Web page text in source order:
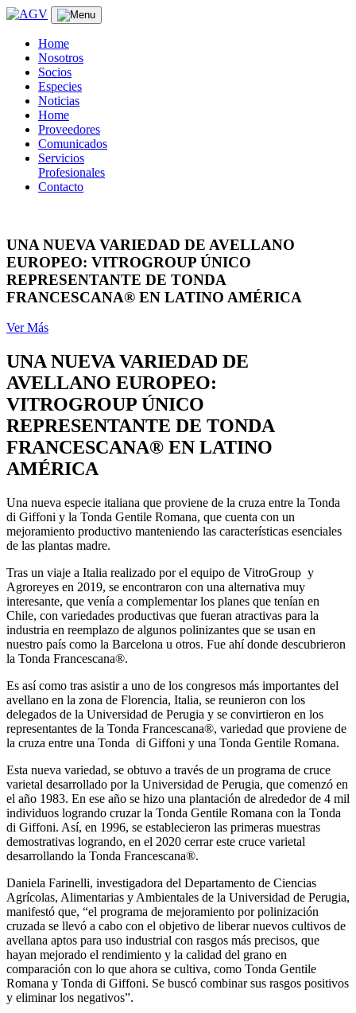
Skip
contentHome
Nosotros
Socios
Especies
Noticias
Home
Proveedores
Comunicados
Servicios
Profesionales
Contacto
UNA NUEVA VARIEDAD DE AVELLANO
EUROPEO: VITROGROUP ÚNICO
REPRESENTANTE DE TONDA
FRANCESCANA® EN LATINO AMÉRICA
Ver Más
UNA NUEVA VARIEDAD DE
AVELLANO EUROPEO:
VITROGROUP ÚNICO
REPRESENTANTE DE TONDA
FRANCESCANA® EN LATINO
AMÉRICA
Una nueva especie italiana que proviene de la cruza entre la Tonda
di Giffoni y la Tonda Gentile Romana, que cuenta con un
mejoramiento productivo manteniendo las características esenciales
de las plantas madre.
Tras un viaje a Italia realizado por el equipo de VitroGroup y
Agroreyes en 2019, se encontraron con una alternativa muy
interesante, que venía a complementar los planes que tenían en
Chile, con variedades productivas que fueran atractivas para la
industria en reemplazo de algunos polinizantes que se usan en
nuestro país como la Barcelona u otros. Fue ahí donde descubrieron
la Tonda Francescana®.
Es así como tras asistir a uno de los congresos más importantes del
avellano en la zona de Florencia, Italia, se reunieron con los
delegados de la Universidad de Perugia y se convirtieron en los
representantes de la Tonda Francescana®, variedad que proviene de
la cruza entre una Tonda di Giffoni y una Tonda Gentile Romana.
Esta nueva variedad, se obtuvo a través de un programa de cruce
varietal desarrollado por la Universidad de Perugia, que comenzó en
el año 1983. En ese año se hizo una plantación de alrededor de 4 mil
individuos logrando cruzar la Tonda Gentile Romana con la Tonda
di Giffoni. Así, en 1996, se establecieron las primeras muestras
demostrativas logrando, en el 2020 cerrar este cruce varietal
desarrollando la Tonda Francescana®.
Daniela Farinelli, investigadora del Departamento de Ciencias
Agrícolas, Alimentarias y Ambientales de la Universidad de Perugia,
manifestó que, “el programa de mejoramiento por polinización
cruzada se llevó a cabo con el objetivo de liberar nuevos cultivos de
avellana aptos para uso industrial con rasgos más precisos, que
hayan mejorado el rendimiento y la calidad del grano en
comparación con lo que ahora se cultiva, como Tonda Gentile
Romana y Tonda di Giffoni. Se buscó combinar sus rasgos positivos
y eliminar los negativos”.